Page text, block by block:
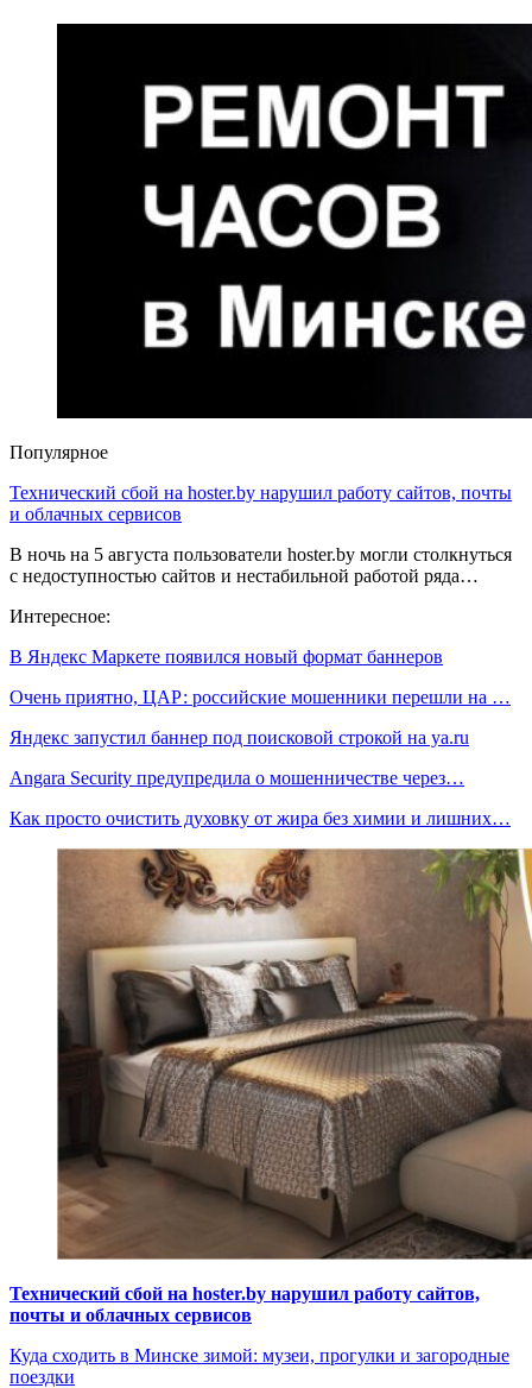
Популярное
Технический сбой на hoster.by нарушил работу сайтов, почты
и облачных сервисов
В ночь на 5 августа пользователи hoster.by могли столкнуться
с недоступностью сайтов и нестабильной работой ряда…
Интересное:
В Яндекс Маркете появился новый формат баннеров
Очень приятно, ЦАР: российские мошенники перешли на …
Яндекс запустил баннер под поисковой строкой на ya.ru
Angara Security предупредила о мошенничестве через…
Как просто очистить духовку от жира без химии и лишних…
Технический сбой на hoster.by нарушил работу сайтов,
почты и облачных сервисов
Куда сходить в Минске зимой: музеи, прогулки и загородные
поездки